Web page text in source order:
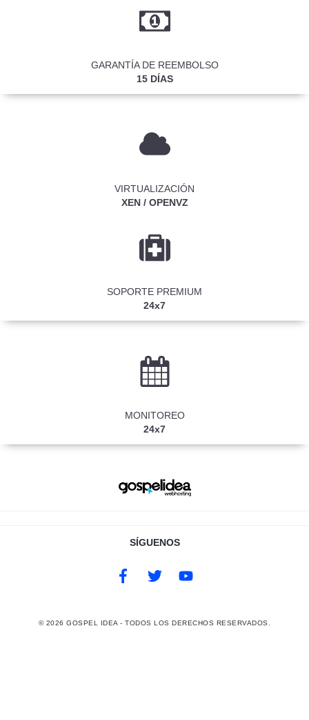
​GARANTÍA DE REEMBOLSO
15 DÍAS
VIRTUALIZACIÓN​
XEN / OPENVZ
​SOPORTE PREMIUM
24x7
MONITOREO
24x7
SÍGUENOS
© 2026 GOSPEL IDEA - TODOS LOS DERECHOS RESERVADOS.